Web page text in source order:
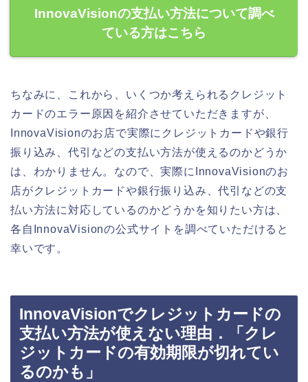
InnovaVisionの支払い方法について調べ
ている方はこちら
ちなみに、これから、いくつか考えられるクレジット
カードのエラー原因を紹介させていただきますが、
InnovaVisionのお店で実際にクレジットカードや銀行
振り込み、代引などの支払い方法が使えるのかどうか
は、わかりません。なので、実際にInnovaVisionのお
店がクレジットカードや銀行振り込み、代引などの支
払い方法に対応しているのかどうかを知りたい方は、
各自InnovaVisionの公式サイトを調べていただけると
幸いです。
InnovaVisionでクレジットカードの
支払い方法が使えない理由．「クレ
ジットカードの有効期限が切れてい
るのかも」